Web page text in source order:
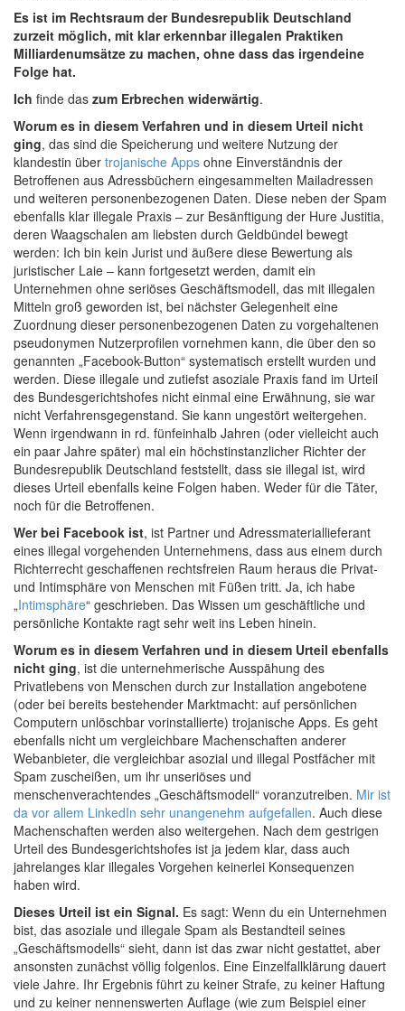
Es ist im Rechtsraum der Bundesrepublik Deutschland
zurzeit möglich, mit klar erkennbar illegalen Praktiken
Milliardenumsätze zu machen, ohne dass das irgendeine
Folge hat.
Ich finde das zum Erbrechen widerwärtig.
Worum es in diesem Verfahren und in diesem Urteil nicht
ging, das sind die Speicherung und weitere Nutzung der
klandestin über trojanische Apps ohne Einverständnis der
Betroffenen aus Adressbüchern eingesammelten Mailadressen
und weiteren personenbezogenen Daten. Diese neben der Spam
ebenfalls klar illegale Praxis – zur Besänftigung der Hure Justitia,
deren Waagschalen am liebsten durch Geldbündel bewegt
werden: Ich bin kein Jurist und äußere diese Bewertung als
juristischer Laie – kann fortgesetzt werden, damit ein
Unternehmen ohne seriöses Geschäftsmodell, das mit illegalen
Mitteln groß geworden ist, bei nächster Gelegenheit eine
Zuordnung dieser personenbezogenen Daten zu vorgehaltenen
pseudonymen Nutzerprofilen vornehmen kann, die über den so
genannten „Facebook-Button“ systematisch erstellt wurden und
werden. Diese illegale und zutiefst asoziale Praxis fand im Urteil
des Bundesgerichtshofes nicht einmal eine Erwähnung, sie war
nicht Verfahrensgegenstand. Sie kann ungestört weitergehen.
Wenn irgendwann in rd. fünfeinhalb Jahren (oder vielleicht auch
ein paar Jahre später) mal ein höchstinstanzlicher Richter der
Bundesrepublik Deutschland feststellt, dass sie illegal ist, wird
dieses Urteil ebenfalls keine Folgen haben. Weder für die Täter,
noch für die Betroffenen.
Wer bei Facebook ist, ist Partner und Adressmateriallieferant
eines illegal vorgehenden Unternehmens, dass aus einem durch
Richterrecht geschaffenen rechtsfreien Raum heraus die Privat-
und Intimsphäre von Menschen mit Füßen tritt. Ja, ich habe
„Intimsphäre“ geschrieben. Das Wissen um geschäftliche und
persönliche Kontakte ragt sehr weit ins Leben hinein.
Worum es in diesem Verfahren und in diesem Urteil ebenfalls
nicht ging, ist die unternehmerische Ausspähung des
Privatlebens von Menschen durch zur Installation angebotene
(oder bei bereits bestehender Marktmacht: auf persönlichen
Computern unlöschbar vorinstallierte) trojanische Apps. Es geht
ebenfalls nicht um vergleichbare Machenschaften anderer
Webanbieter, die vergleichbar asozial und illegal Postfächer mit
Spam zuscheißen, um ihr unseriöses und
menschenverachtendes „Geschäftsmodell“ voranzutreiben. Mir ist
da vor allem LinkedIn sehr unangenehm aufgefallen. Auch diese
Machenschaften werden also weitergehen. Nach dem gestrigen
Urteil des Bundesgerichtshofes ist ja jedem klar, dass auch
jahrelanges klar illegales Vorgehen keinerlei Konsequenzen
haben wird.
Dieses Urteil ist ein Signal. Es sagt: Wenn du ein Unternehmen
bist, das asoziale und illegale Spam als Bestandteil seines
„Geschäftsmodells“ sieht, dann ist das zwar nicht gestattet, aber
ansonsten zunächst völlig folgenlos. Eine Einzelfallklärung dauert
viele Jahre. Ihr Ergebnis führt zu keiner Strafe, zu keiner Haftung
und zu keiner nennenswerten Auflage (wie zum Beispiel einer